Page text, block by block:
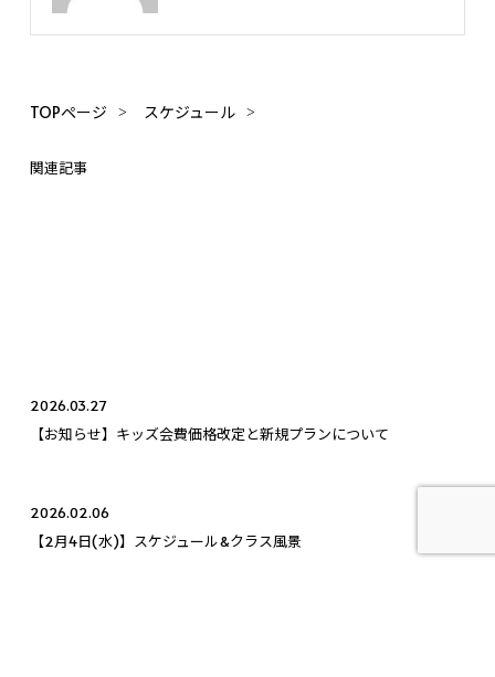
TOPページ スケジュール
関連記事
2026.03.27
【お知らせ】キッズ会費価格改定と新規プランについて
2026.02.06
【2月4日(水)】スケジュール&クラス風景